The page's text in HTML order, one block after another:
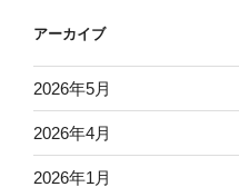
アーカイブ
2026年5月
2026年4月
2026年1月